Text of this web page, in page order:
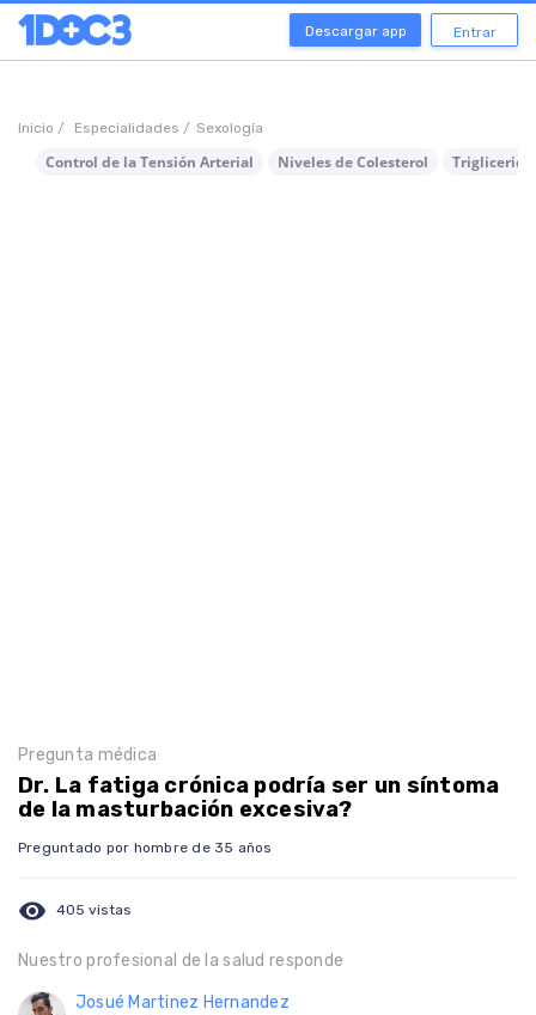
Descargar app Entrar
Inicio / Especialidades / Sexología
Control de la Tensión Arterial Niveles de Colesterol
Pregunta médica
Dr. La fatiga crónica podría ser un síntoma
de la masturbación excesiva?
Preguntado por hombre de 35 años
visibility 405 vistas
Nuestro profesional de la salud responde
Josué Martinez Hernandez